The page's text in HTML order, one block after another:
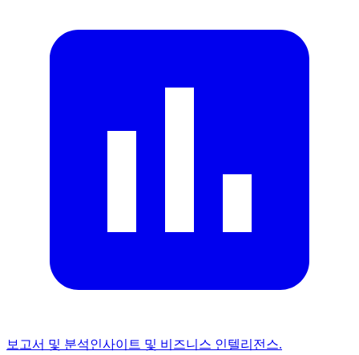
보고서 및 분석인사이트 및 비즈니스 인텔리전스.